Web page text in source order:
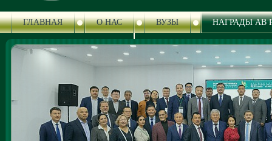
ГЛАВНАЯ О НАС ВУЗЫ НАГРАДЫ АВ
ЦЕНТР СЕРТИФИКАЦИИ